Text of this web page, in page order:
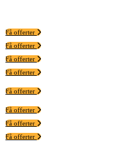
Få offerter
Få offerter
Få offerter
Få offerter
Få offerter
Få offerter
Få offerter
Få offerter